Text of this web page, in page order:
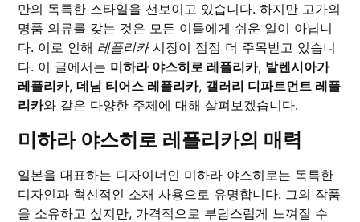
만의 독특한 스타일을 선보이고 있습니다. 하지만 고가의
명품 의류를 갖는 것은 모든 이들에게 쉬운 일이 아닙니
다. 이로 인해 레플리카시장이 점점 더 주목받고 있습니
다. 이 글에서는 미하라 야스히로 레플리카, 발렌시아가
레플리카,데님 티어스 레플리카, 갤러리 디파트먼트 레플
리카와 같은 다양한 주제에 대해 살펴보겠습니다.
미하라 야스히로 레플리카의 매력
일본을 대표하는 디자이너인 미하라 야스히로는 독특한
디자인과 혁신적인 소재 사용으로 유명합니다. 그의 작품
을 소유하고 싶지만, 가격적으로 부담스럽게 느껴질 수